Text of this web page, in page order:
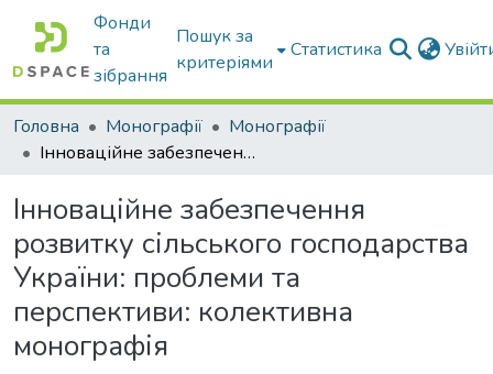
Фонди
та
зібрання
Пошук за
критеріями
Статистика
Головна Монографії
Монографії
Інноваційне забезпечення розвитку сільського господарства України: проблеми та перспективи: колективна монографія
Інноваційне забезпечення
розвитку сільського господарства
України: проблеми та
перспективи: колективна
монографія